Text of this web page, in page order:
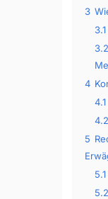
3
3.1
3.2
4
4.1
4.2
5
5.1
5.2